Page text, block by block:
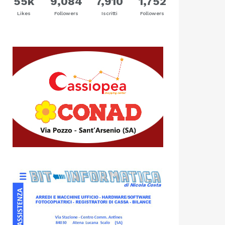
Likes Followers Iscritti Followers